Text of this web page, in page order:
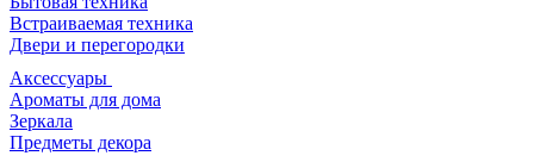
Встраиваемая техника
Двери и перегородки
Аксессуары
Ароматы для дома
Зеркала
Предметы декора